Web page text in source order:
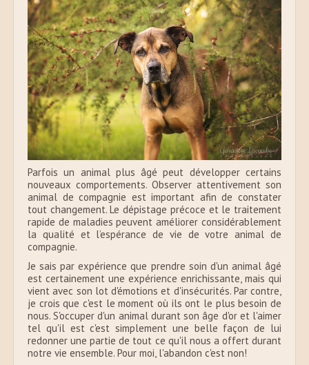
Parfois un animal plus âgé peut développer certains
nouveaux comportements. Observer attentivement son
animal de compagnie est important afin de constater
tout changement. Le dépistage précoce et le traitement
rapide de maladies peuvent améliorer considérablement
la qualité et l’espérance de vie de votre animal de
compagnie.
Je sais par expérience que prendre soin d'un animal âgé
est certainement une expérience enrichissante, mais qui
vient avec son lot d'émotions et d'insécurités. Par contre,
je crois que c'est le moment où ils ont le plus besoin de
nous. S'occuper d'un animal durant son âge d'or et l'aimer
tel qu'il est c'est simplement une belle façon de lui
redonner une partie de tout ce qu'il nous a offert durant
notre vie ensemble. Pour moi, l'abandon c'est non!